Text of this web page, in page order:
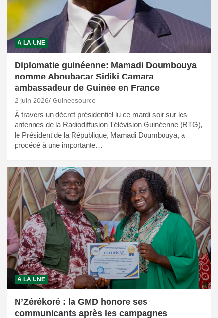
A LA UNE
Diplomatie guinéenne: Mamadi Doumbouya
nomme Aboubacar Sidiki Camara
ambassadeur de Guinée en France
2 juin 2026 Guineesource
À travers un décret présidentiel lu ce mardi soir sur les
antennes de la Radiodiffusion Télévision Guinéenne (RTG),
le Président de la République, Mamadi Doumbouya, a
procédé à une importante…
A LA UNE
N’Zérékoré : la GMD honore ses
communicants après les campagnes